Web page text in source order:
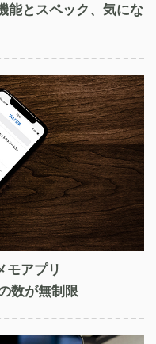
能とスペック、気にな
モアプリ
数が無制限